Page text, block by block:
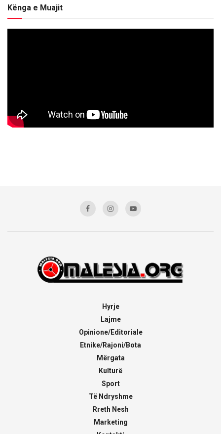
Kënga e Muajit
Hyrje
Lajme
Opinione/Editoriale
Etnike/Rajoni/Bota
Mërgata
Kulturë
Sport
Të Ndryshme
Rreth Nesh
Marketing